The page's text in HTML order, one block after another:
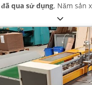
đã qua sử dụng, Năm sản